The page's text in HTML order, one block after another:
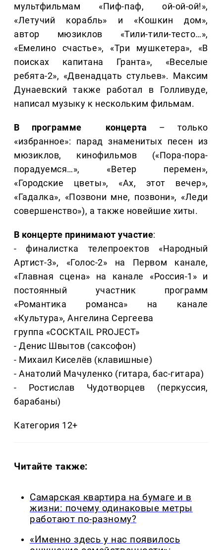
мультфильмам «Пиф-паф, ой-ой-ой!»,
«Летучий корабль» и «Кошкин дом»,
автор мюзиклов «Тили-тили-тесто…»,
«Емелино счастье», «Три мушкетера», «В
поисках капитана Гранта», «Веселые
ребята-2», «Двенадцать стульев». Максим
Дунаевский также работал в Голливуде,
написал музыку к нескольким фильмам.
В программе концерта – только
«избранное»: парад знаменитых песен из
мюзиклов, кинофильмов («Пора-пора-
порадуемся…», «Ветер перемен»,
«Городские цветы», «Ах, этот вечер»,
«Гадалка», «Позвони мне, позвони», «Леди
совершенство»), а также новейшие хиты.
В концерте принимают участие:
- финалистка телепроектов «Народный
Артист-3», «Голос-2» на Первом канале,
«Главная сцена» на канале «Россия-1» и
постоянный участник программ
«Романтика романса» на канале
«Культура», Ангелина Сергеева
группа «СOCKTAIL PROJECT»
- Денис Швытов (саксофон)
- Михаил Киселёв (клавишные)
- Анатолий Мачуленко (гитара, бас-гитара)
- Ростислав Чудотворцев (перкуссия,
барабаны)
Категория 12+
Читайте также:
Самарская квартира на бумаге и в
жизни: почему одинаковые метры
работают по-разному?
«Именно здесь у нас появилось